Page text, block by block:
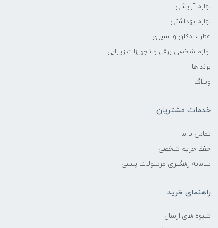
لوازم آرایشی
لوازم بهداشتی
عطر ، ادکلن و اسپری
لوازم شخصی برقی و تجهیزات زیبایی
برند ها
وبلاگ
خدمات مشتریان
تماس با ما
حفظ حریم شخصی
سامانه رهگیری مرسولات پستی
راهنمای خرید
شیوه های ارسال